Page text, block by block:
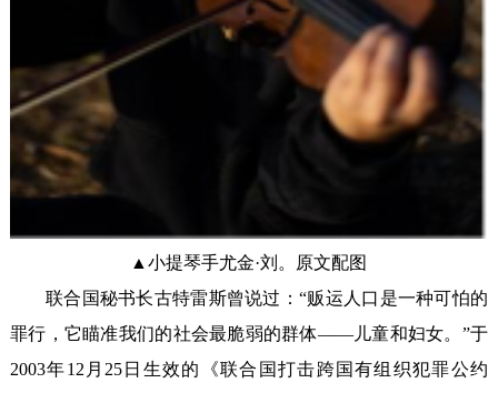
▲小提琴手尤金·刘。原文配图
联合国秘书长古特雷斯曾说过：“贩运人口是一种可怕的
罪行，它瞄准我们的社会最脆弱的群体——儿童和妇女。”于
2003年12月25日生效的《联合国打击跨国有组织犯罪公约